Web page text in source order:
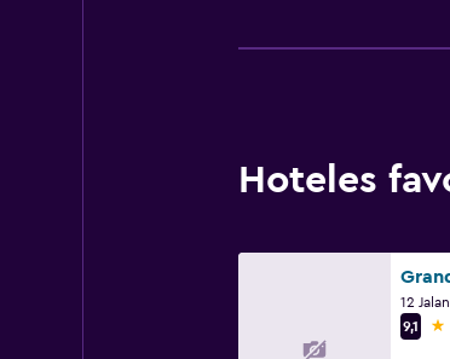
Hoteles
12
9,1
5